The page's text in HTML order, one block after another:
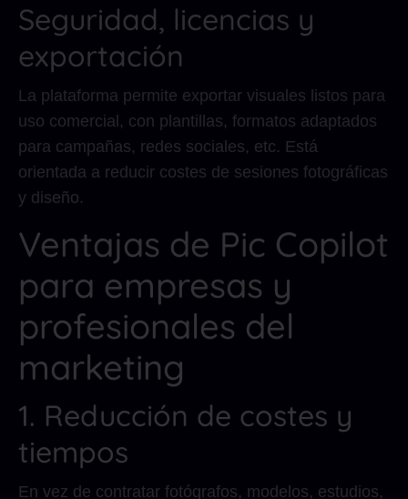
Seguridad, licencias y
exportación
La plataforma permite exportar visuales listos para
uso comercial, con plantillas, formatos adaptados
para campañas, redes sociales, etc. Está
orientada a reducir costes de sesiones fotográficas
y diseño.
Ventajas de Pic Copilot
para empresas y
profesionales del
marketing
1. Reducción de costes y
tiempos
En vez de contratar fotógrafos, modelos, estudios,